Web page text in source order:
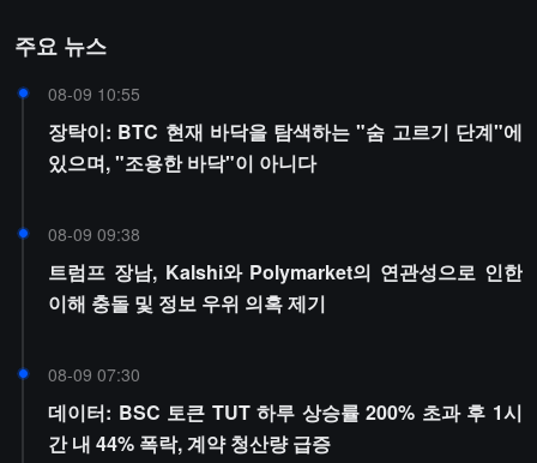
주요 뉴스
08-09 10:55
장탁이: BTC 현재 바닥을 탐색하는 "숨 고르기 단계"에
있으며, "조용한 바닥"이 아니다
08-09 09:38
트럼프 장남, Kalshi와 Polymarket의 연관성으로 인한
이해 충돌 및 정보 우위 의혹 제기
08-09 07:30
데이터: BSC 토큰 TUT 하루 상승률 200% 초과 후 1시
간 내 44% 폭락, 계약 청산량 급증